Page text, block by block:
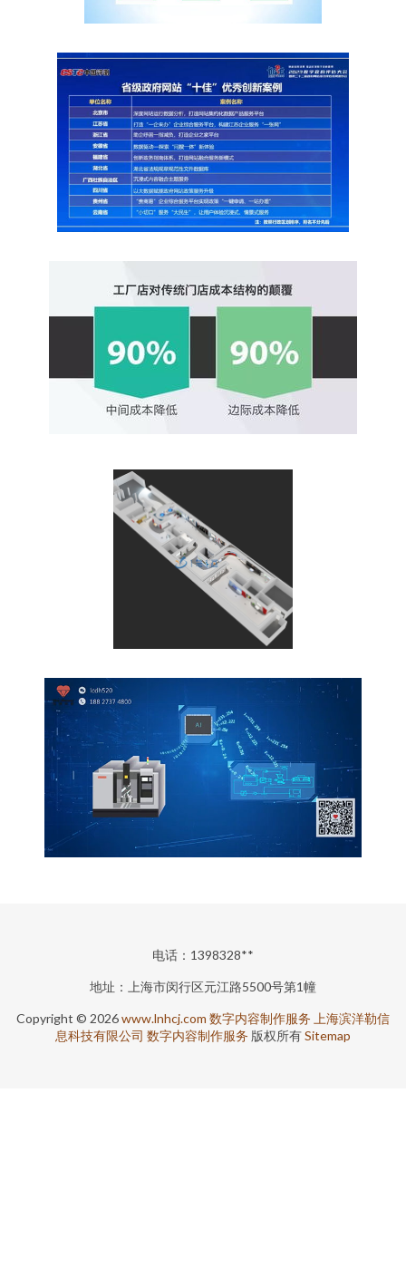
电话：1398328**
地址：上海市闵行区元江路5500号第1幢
Copyright © 2026www.lnhcj.com 数字内容制作服务 上海滨洋勒信
息科技有限公司 数字内容制作服务 版权所有Sitemap